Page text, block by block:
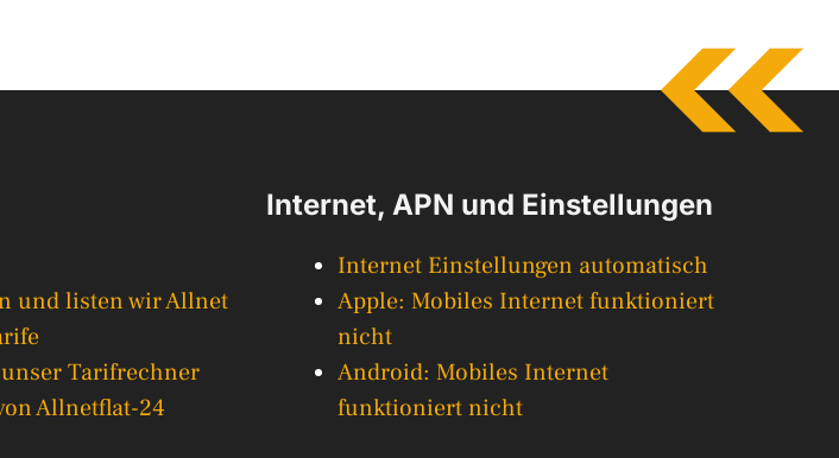
und listen wir Allnet
Tarifrechner
Allnetflat-24
Internet, APN und Einstellungen
Internet Einstellungen automatisch
Apple: Mobiles Internet funktioniert
nicht
Android: Mobiles Internet
funktioniert nicht